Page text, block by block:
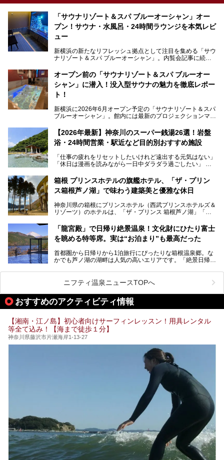
「サウナリゾート＆スパ ブルーオーシャン」オー
プン！サウナ・水風呂・24時間ラウンジを本気レビ
ュー
新横浜の新たなリフレッシュ拠点として注目を集める「サウ
ナリゾート＆スパ ブルーオーシャン」。内覧会記事に続
す。サウナや水風呂の気持ちよさはもちろん、リラックスス
ペースの過ごしやすさまで徹底チェック。新横浜エリアで日
常の疲れをリセットしたい人、ライブやスポーツ観戦遠征組
は必見です。
オープン前の「サウナリゾート＆スパ ブルーオー
シャン」に潜入！没入型サウナの魅力を徹底レポー
ト！
新横浜に2026年6月オープン予定の「サウナリゾート＆スパ
ブルーオーシャン」。館内には最新のプロジェクションマッ
的な“没入感（イマーシブ）”を体験できます。
今回は、そんな大注目の施設に一足先にお邪魔し、その全貌
を見学させていただきました！
サウナ室の中に咲き誇る桜、魚たちが泳ぐ水風呂、そしてバ
リのビーチを思わせる休憩スペース…。驚きの連続だった館
内の様子をレポートします！
【2026年最新】神奈川のスーパー銭湯26選！岩盤
浴・24時間営業・駅近など目的別おすすめ施設
「仕事の疲れをリセットしたいけれど遠出する元気はない」
「休日は漫画を読みながら一日中ダラダラ過ごしたい」
たい」
そんな「癒やされたい」という願いを叶えてくれるのが、神
神奈川県には、サウナや岩盤浴、一日中遊べるエンタメ施設
など、“非日常”を味わえるスーパー銭湯が数多く揃っていま
う」という人も多いはず。
そこで今回は、神奈川県内の人気施設26選を「安さ」「岩
業」「駅近」など、目的別に厳選して紹介します。
今の気分にぴったりの施設を見つけて、最高のリフレッシュ
箱根 プリンスホテルの旗艦ホテル、「ザ・プリン
ス箱根芦ノ湖」で味わう建築美と優雅な休日
神奈川県の箱根にプリンスホテル（西武プリンスホテルズ＆
リゾーツ）のホテルは、「ザ・プリンス 箱根芦ノ湖」「芦
「箱根仙石原プリンスホテル」と4軒あり、今回ご紹介する
「ザ・プリンス 箱根芦ノ湖」は、その中でもフラッグシッ
プ（旗艦）に位置づけられる特別なホテルです。
昭和の日本を代表する建築家の一人、村野藤吾が芦ノ湖の畔
に建てた桃源郷のようなホテルがここ。自家源泉の温泉や、
提供元：株式会社西武・プリンスホテルズワールドワイド
【PR】
この記事はザ・プリンス 箱根芦ノ湖のPR記事です。
「龍宮殿」で日帰り絶景温泉！文化財にひたり富士
を眺める特等席。実は“お泊まり”も最高だった
首都圏から日帰りから1泊旅行にぴったりな箱根温泉郷。な
かでも芦ノ湖の湖畔は人気の高いエリアです。「絶景日帰り
が楽しめるまさに眺望自慢の日帰り温泉。
そしてここは全24室の「箱根 芦ノ湖畔蛸川温泉 龍宮殿」と
して宿泊もできます。宿泊者は「龍宮殿本館」の営業時間に
加えて、朝6時からの宿泊者専用時間帯にも「龍宮殿本館」
のお風呂が利用できます。
今回は日帰り温泉としての「絶景日帰り温泉 龍宮殿本館
（以下、龍宮殿本館）」と、旅館としての「箱根 芦ノ湖畔
蛸川温泉 龍宮殿（以下、龍宮殿）」の両方の魅力をたっぷ
りお伝えします！
ここは箱根神社、九頭龍神社、白龍神社、箱根元宮と箱根の
4つの神社に囲まれたパワースポットです。
提供元：株式会社西武・プリンスホテルズワールドワイド
この記事は箱根 芦ノ湖畔蛸川温泉 龍宮殿のPR記事です。
ニフティ温泉ニュースTOPへ
おすすめのアクティビティ情報
【湘南・江ノ島】初心者向けサーフィンレッスン！用具レンタル
等全て込み！【海まで徒歩１分】
神奈川県藤沢市片瀬海岸1-13-27